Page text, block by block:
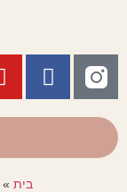
בית »